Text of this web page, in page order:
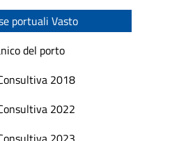
portuali Vasto
del porto
2018
2022